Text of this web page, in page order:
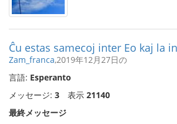
Ĉu estas samecoj inter Eo kaj la
Zam_franca,2019年12月27日の
言語: Esperanto
メッセージ: 3 表示 21140
最終メッセージ